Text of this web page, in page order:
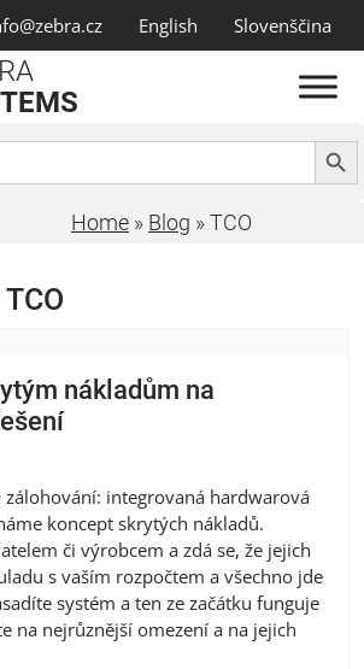
English Slovenščina
Search
Home » Blog »TCO
TCO
nákladům na
zálohování: integrovaná hardwarová
koncept skrytých nákladů.
či výrobcem a zdá se, že jejich
s vaším rozpočtem a všechno jde
systém a ten ze začátku funguje
na nejrůznější omezení a na jejich